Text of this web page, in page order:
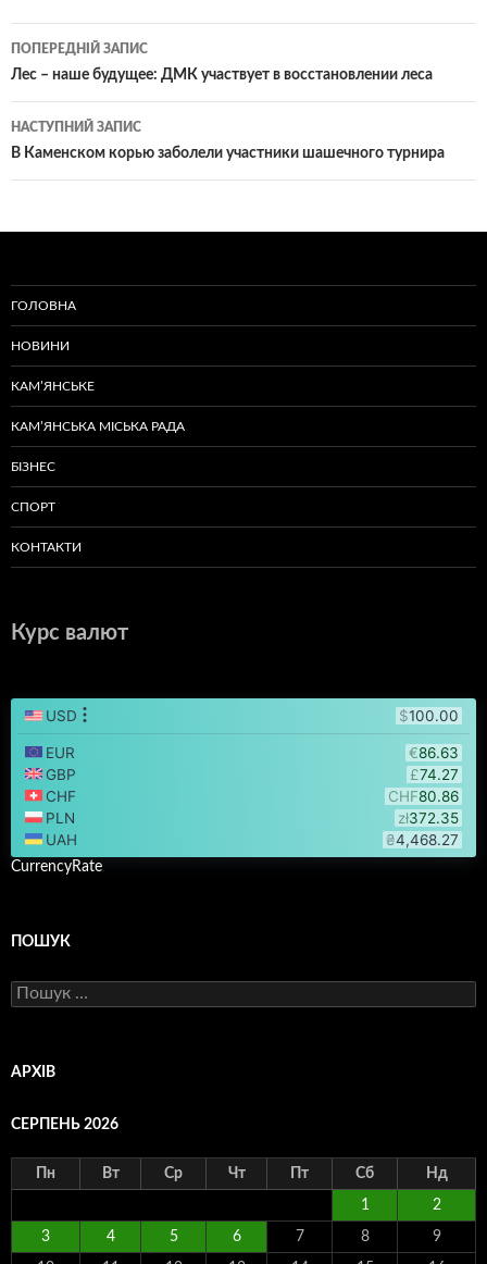
Навігація
по
записам
ПОПЕРЕДНІЙ ЗАПИС
Лес – наше будущее: ДМК участвует в восстановлении леса
НАСТУПНИЙ ЗАПИС
В Каменском корью заболели участники шашечного турнира
ГОЛОВНА
НОВИНИ
КАМ’ЯНСЬКЕ
КАМ’ЯНСЬКА МІСЬКА РАДА
БІЗНЕС
СПОРТ
КОНТАКТИ
Курс валют
CurrencyRate
ПОШУК
Пошук:
АРХІВ
СЕРПЕНЬ 2026
Пн Вт Ср Чт Пт Сб Нд
1 2
3 4 5 6 7 8 9